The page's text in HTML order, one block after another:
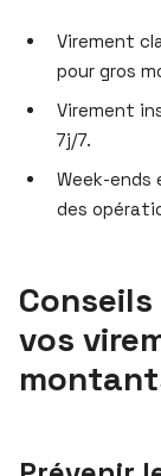
Virement
pour gros
Virement
7j/7.
Week-
des
vos